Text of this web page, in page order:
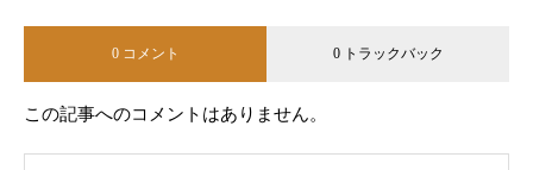
0 コメント 0 トラックバック
この記事へのコメントはありません。